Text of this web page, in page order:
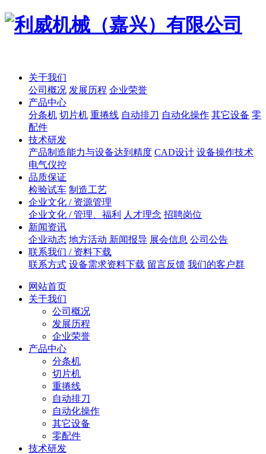
关于我们
公司概况 发展历程 企业荣誉
产品中心
分条机 切片机 重捲线 自动排刀 自动化操作 其它设备 零
配件
技术研发
产品制造能力与设备达到精度 CAD设计 设备操作技术
电气仪控
品质保证
检验试车 制造工艺
企业文化 / 资源管理
企业文化 / 管理、福利
人才理念 招聘岗位
新闻资讯
企业动态 地方活动 新闻报导 展会信息 公司公告
联系我们 / 资料下载
联系方式 设备需求资料下载 留言反馈 我们的客户群
网站首页
关于我们
公司概况
发展历程
企业荣誉
产品中心
分条机
切片机
重捲线
自动排刀
自动化操作
其它设备
零配件
技术研发